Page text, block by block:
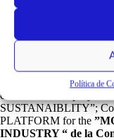
Política de
Doble titulación en
Universidad de
Coach empresarial
En la actualidad,
representativos;
EU
coordinador del
SUSTANAIBLITY”;
PLATFORM for the
INDUSTRY “ de la